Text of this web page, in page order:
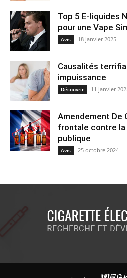
Top 5 E-liquides
pour une Vape
Avis 18 janvier 2025
Causalités
impuissance
Découvrir 11 janvier
Amendement De
frontale contre
publique
Avis 25 octobre 2024